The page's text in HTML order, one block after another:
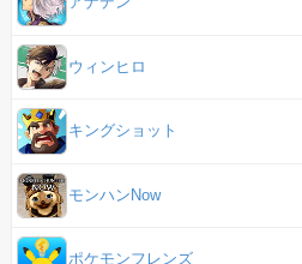
ウィンヒロ
キングショット
モンハンNow
ポケモンフレンズ